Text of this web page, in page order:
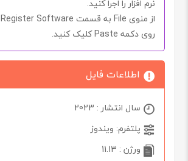
نرم افزار را اجرا کنید.
از منوی File به قسمت Register Software
روی دکمه Pasteکلیک کنید.
اطلاعات فایل
سال انتشار : 2023
پلتفرم: ویندوز
ورژن : 11.13